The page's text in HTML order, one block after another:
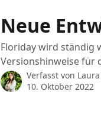
Neue
Floriday wird ständig
Versionshinweise für
Verfasst von
10. Oktober 2022